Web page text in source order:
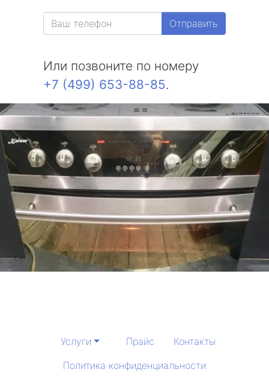
Отправить
Или позвоните по номеру
+7 (499) 653-88-85.
Услуги Прайс
Контакты
Политика конфиденциальности